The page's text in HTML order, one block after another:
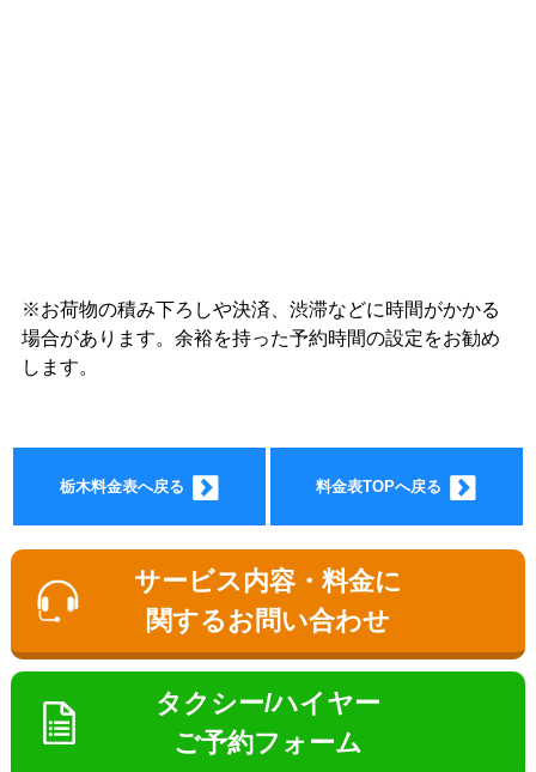
ョン料
金
※お荷物の積み下ろしや決済、渋滞などに時間がかかる
場合があります。余裕を持った予約時間の設定をお勧め
します。
栃木料金表へ戻る 料金表TOPへ戻る
サービス内容・料金に
関するお問い合わせ
タクシー/ハイヤー
ご予約フォーム